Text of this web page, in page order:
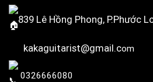
839 Lê Hồng Phong, P.Phước
kakaguitarist@gmail.com
0326666080